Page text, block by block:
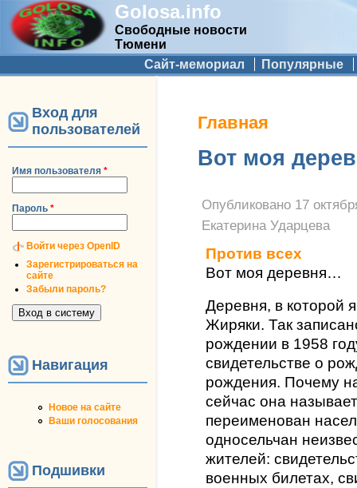
Golosa.info
Свободные новости
Тюмени
Дополнительное меню
Сайт-мемориал Популярные
Вход для
пользователей
Имя пользователя *
Пароль *
Войти через OpenID
Зарегистрироваться на
сайте
Забыли пароль?
Навигация
Новое на сайте
Ваши голосования
Подшивки
Вы здесь
Главная
Вот моя
Опубликовано 17
Екатерина Ударцева
Против всех
Вот моя деревня…
Деревня, в которой
Жиряки. Так
рождении в 1958
свидетельстве о
рождения. Почему
сейчас она
переименован
односельчан
жителей:
военных билетах,